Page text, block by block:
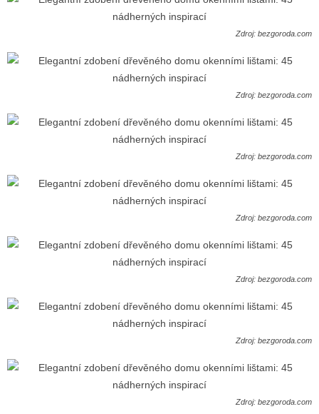
Zdroj: bezgoroda.com
Zdroj: bezgoroda.com
Zdroj: bezgoroda.com
Zdroj: bezgoroda.com
Zdroj: bezgoroda.com
Zdroj: bezgoroda.com
Zdroj: bezgoroda.com